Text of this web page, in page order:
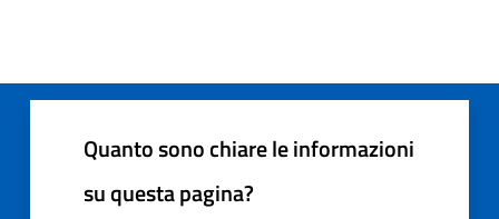
Quanto sono chiare le informazioni
su questa pagina?